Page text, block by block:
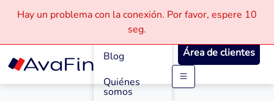
Saltar
Hay un problema con la conexión. Por favor, espere 10
seg.
Cómo
Funciona
Blog
Quiénes
somos
Área de clientes